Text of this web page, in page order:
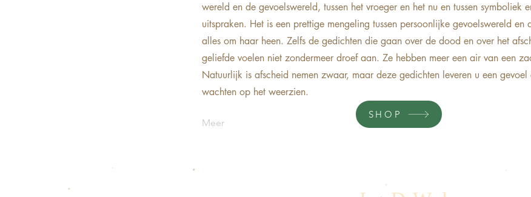
wereld en de gevoelswereld, tussen het vroeger en het nu en tussen symboliek
uitspraken. Het is een prettige mengeling tussen persoonlijke gevoelswereld en
alles om haar heen. Zelfs de gedichten die gaan over de dood en over het
geliefde voelen niet zondermeer droef aan. Ze hebben meer een air van een
Natuurlijk is afscheid nemen zwaar, maar deze gedichten leveren u een
wachten op het weerzien.
Meer
SHOP